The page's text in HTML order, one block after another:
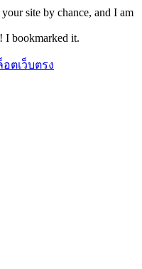
site by chance, and I am
I bookmarked it.
อตเว็บตรง